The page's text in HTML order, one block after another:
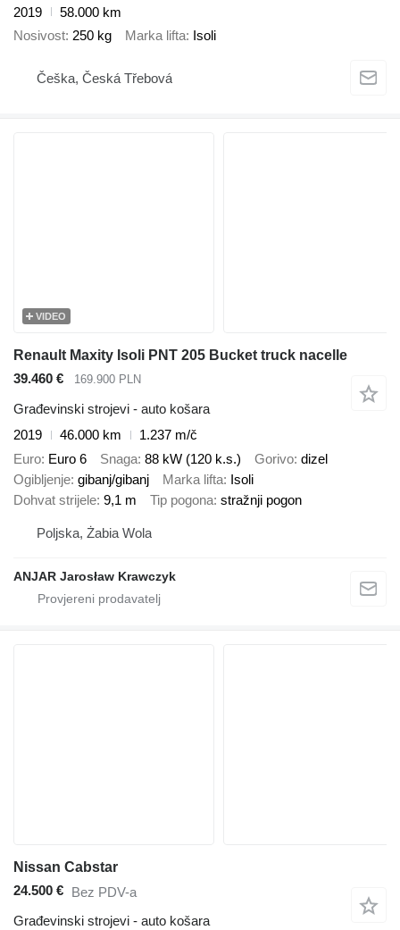
2019
58.000 km
Nosivost 250 kg Marka lifta Isoli
Češka, Česká Třebová
VIDEO
Renault Maxity Isoli PNT 205 Bucket truck nacelle
39.460 €
169.900 PLN
Građevinski strojevi - auto košara
2019
46.000 km
1.237 m/č
Euro Euro 6 Snaga 88 kW (120 k.s.) Gorivo dizel
Ogibljenje gibanj/gibanj Marka lifta Isoli
Dohvat strijele 9,1 m Tip pogona stražnji pogon
Poljska, Żabia Wola
ANJAR Jarosław Krawczyk
Nissan Cabstar
24.500 € Bez PDV-a
Građevinski strojevi - auto košara